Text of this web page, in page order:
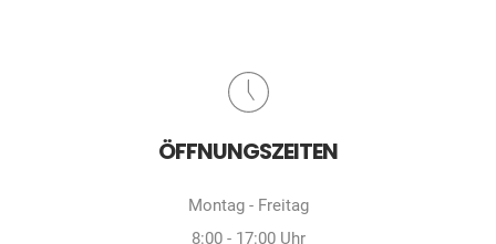
ÖFFNUNGSZEITEN
Montag - Freitag
8:00 - 17:00 Uhr